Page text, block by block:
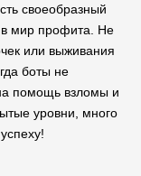
своеобразный
мир профита. Не
или выживания
боты не
помощь взломы и
уровни, много